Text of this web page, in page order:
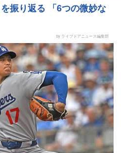
振り返る 「6つの微妙な
by ライブドアニュース編集部